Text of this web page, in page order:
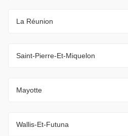
La Réunion
Saint-Pierre-Et-Miquelon
Mayotte
Wallis-Et-Futuna